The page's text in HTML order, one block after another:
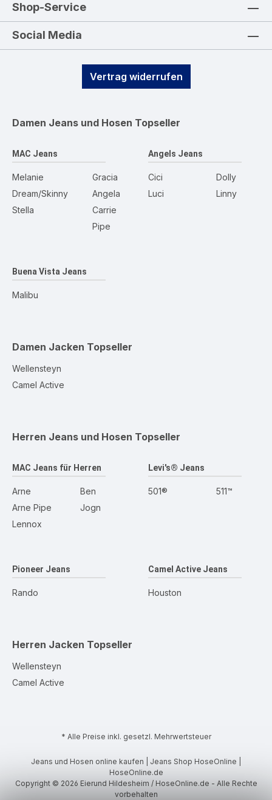
Shop-Service
Social Media
Vertrag widerrufen
Damen Jeans und Hosen Topseller
MAC Jeans
Melanie
Dream/Skinny
Stella
Gracia
Angela
Carrie
Pipe
Angels Jeans
Cici
Luci
Dolly
Linny
Buena Vista Jeans
Malibu
Damen Jacken Topseller
Wellensteyn
Camel Active
Herren Jeans und Hosen Topseller
MAC Jeans für Herren
Arne
Arne Pipe
Lennox
Ben
Jogn
Levi's® Jeans
501® 511™
Pioneer Jeans
Rando
Camel Active Jeans
Houston
Herren Jacken Topseller
Wellensteyn
Camel Active
* Alle Preise inkl. gesetzl. Mehrwertsteuer
Jeans und Hosen online kaufen | Jeans Shop HoseOnline |
HoseOnline.de
Copyright © 2026 Eierund Hildesheim / HoseOnline.de - Alle Rechte
vorbehalten